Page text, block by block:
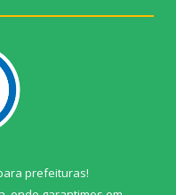
prefeituras!